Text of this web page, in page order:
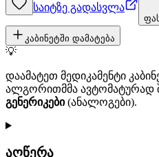
საიტზე გადასვლა
კაბინეტში დამატება
💡
დაამატეთ მედიკამენტი
ალგორითმმა ავტომატურად
გენერიკები(ანალოგები).
აღწერა